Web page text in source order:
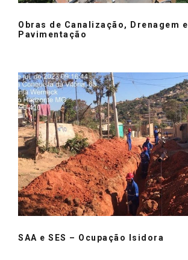
Obras de Canalização, Drenagem e
Pavimentação
SAA e SES – Ocupação Isidora